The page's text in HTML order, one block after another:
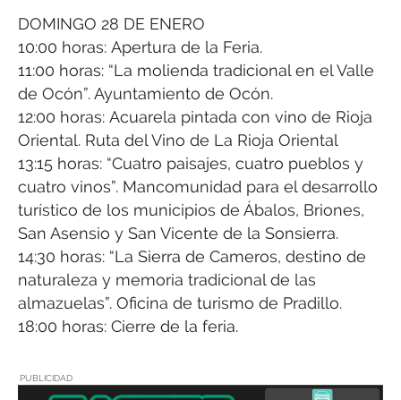
DOMINGO 28 DE ENERO
10:00 horas: Apertura de la Feria.
11:00 horas: “La molienda tradicional en el Valle
de Ocón”. Ayuntamiento de Ocón.
12:00 horas: Acuarela pintada con vino de Rioja
Oriental. Ruta del Vino de La Rioja Oriental
13:15 horas: “Cuatro paisajes, cuatro pueblos y
cuatro vinos”. Mancomunidad para el desarrollo
turístico de los municipios de Ábalos, Briones,
San Asensio y San Vicente de la Sonsierra.
14:30 horas: “La Sierra de Cameros, destino de
naturaleza y memoria tradicional de las
almazuelas”. Oficina de turismo de Pradillo.
18:00 horas: Cierre de la feria.
PUBLICIDAD